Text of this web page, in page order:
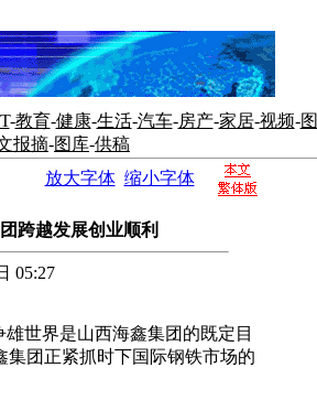
-教育-健康-生活-汽车-房产-家居-视频-图
报摘-图库-供稿
放大字体 缩小字体
跨越发展创业顺利
05:27
世界是山西海鑫集团的既定目
团正紧抓时下国际钢铁市场的